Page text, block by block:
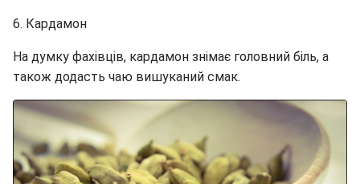
6. Кардамон
На думку фахівців, кардамон знімає головний біль, а
також додасть чаю вишуканий смак.